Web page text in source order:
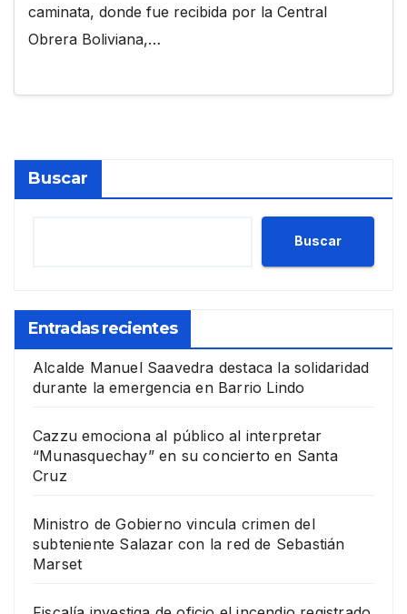
caminata, donde fue recibida por la Central
Obrera Boliviana,…
Buscar
Buscar
Entradas recientes
Alcalde Manuel Saavedra destaca la solidaridad
durante la emergencia en Barrio Lindo
Cazzu emociona al público al interpretar
“Munasquechay” en su concierto en Santa
Cruz
Ministro de Gobierno vincula crimen del
subteniente Salazar con la red de Sebastián
Marset